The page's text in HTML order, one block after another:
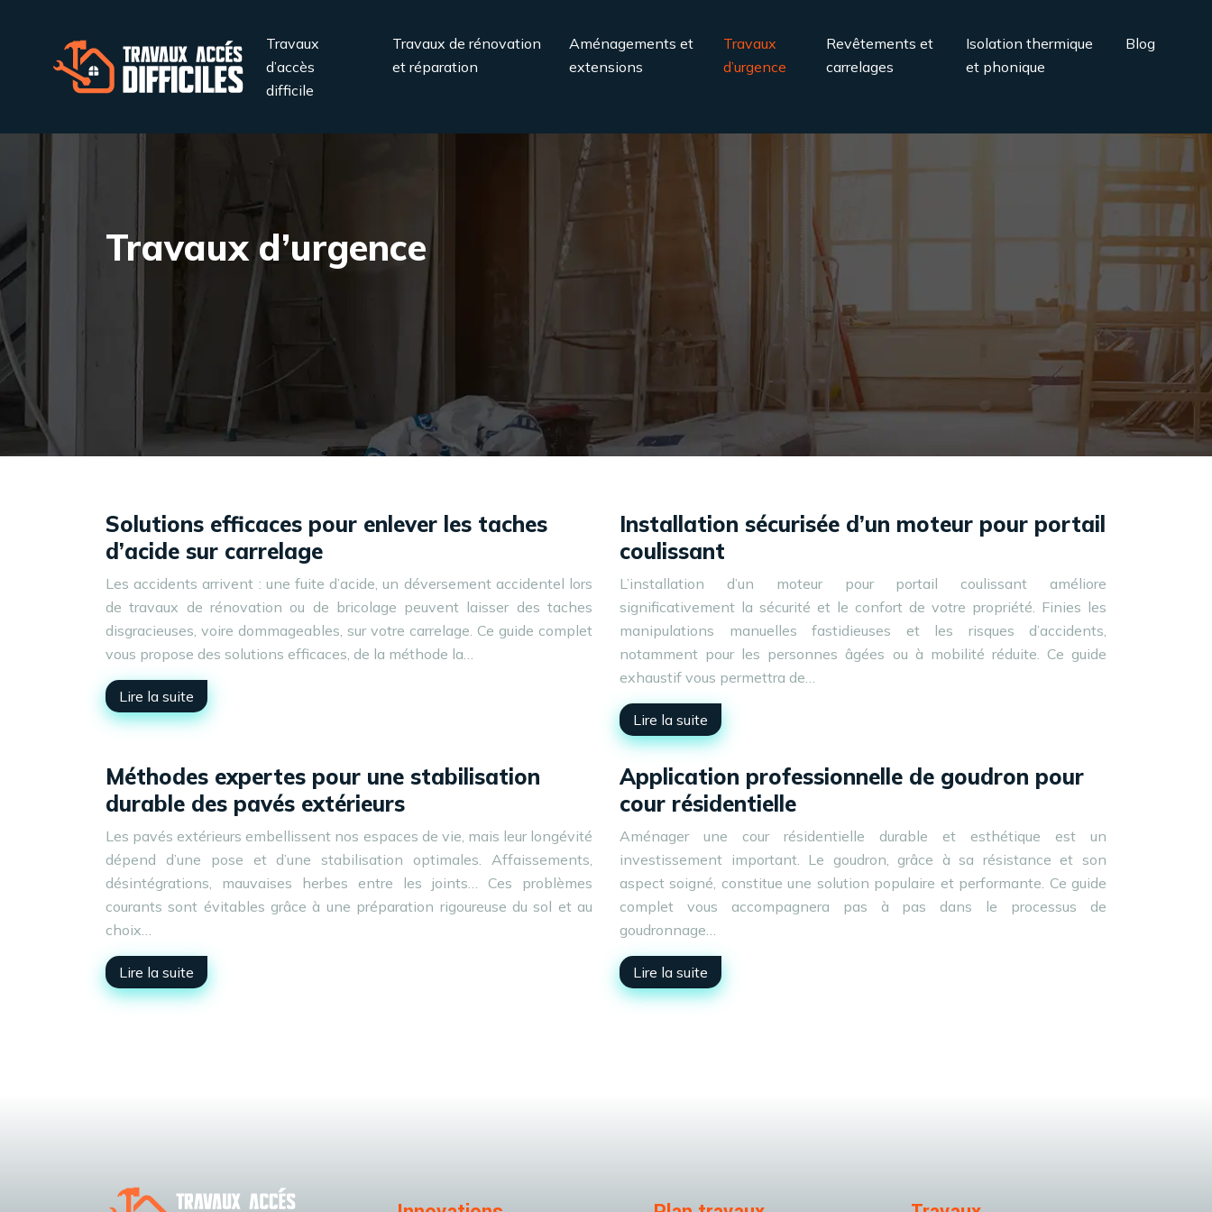
Travaux
d’accès
difficile
Travaux de rénovation
et réparation
Aménagements et
extensions
Travaux
d’urgence
Revêtements et
carrelages
Isolation thermique
et phonique
Blog
Travaux d’urgence
Solutions efficaces pour enlever les taches
d’acide sur carrelage
Les accidents arrivent : une fuite d’acide, un déversement accidentel lors
de travaux de rénovation ou de bricolage peuvent laisser des taches
disgracieuses, voire dommageables, sur votre carrelage. Ce guide complet
vous propose des solutions efficaces, de la méthode la…
Lire la suite
Installation sécurisée d’un moteur pour portail
coulissant
L’installation d’un moteur pour portail coulissant améliore
significativement la sécurité et le confort de votre propriété. Finies les
manipulations manuelles fastidieuses et les risques d’accidents,
notamment pour les personnes âgées ou à mobilité réduite. Ce guide
exhaustif vous permettra de…
Lire la suite
Méthodes expertes pour une stabilisation
durable des pavés extérieurs
Les pavés extérieurs embellissent nos espaces de vie, mais leur longévité
dépend d’une pose et d’une stabilisation optimales. Affaissements,
désintégrations, mauvaises herbes entre les joints… Ces problèmes
courants sont évitables grâce à une préparation rigoureuse du sol et au
choix…
Lire la suite
Application professionnelle de goudron pour
cour résidentielle
Aménager une cour résidentielle durable et esthétique est un
investissement important. Le goudron, grâce à sa résistance et son
aspect soigné, constitue une solution populaire et performante. Ce guide
complet vous accompagnera pas à pas dans le processus de
goudronnage…
Lire la suite